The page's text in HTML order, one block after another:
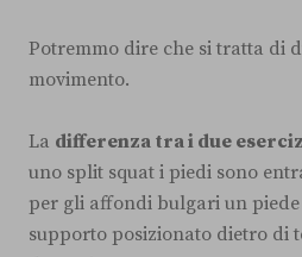
Potremmo dire che si tratta di
movimento.
La differenza tra i due
uno split squat i piedi sono
per gli affondi bulgari un
supporto posizionato dietro di